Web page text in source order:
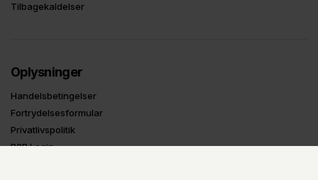
Tilbagekaldelser
Oplysninger
Handelsbetingelser
Fortrydelsesformular
Privatlivspolitik
B2B Login